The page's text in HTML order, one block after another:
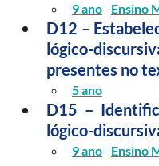
9 ano - Ensino
D12 –
lógico-
presentes no
5 ano
D15 –
lógico-
9 ano - Ensino